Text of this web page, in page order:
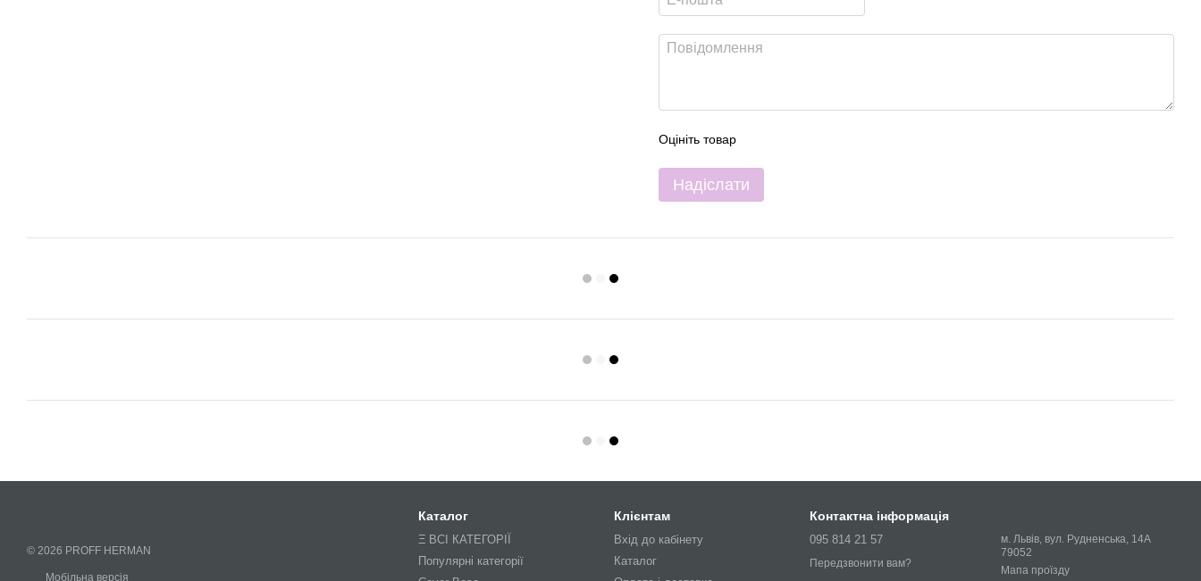
Оцініть товар
Надіслати
© 2026 PROFF HERMAN
Мобільна версія
Каталог
Ξ ВСІ КАТЕГОРІЇ
Популярні категорії
Клієнтам
Вхід до кабінету
Каталог
Контактна інформація
095 814 21 57
Передзвонити вам?
м. Львів, вул. Рудненська, 14А
79052
Мапа проїзду